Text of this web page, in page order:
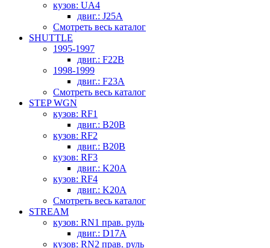
кузов: UA4
двиг.: J25A
Смотреть весь каталог
SHUTTLE
1995-1997
двиг.: F22B
1998-1999
двиг.: F23A
Смотреть весь каталог
STEP WGN
кузов: RF1
двиг.: B20B
кузов: RF2
двиг.: B20B
кузов: RF3
двиг.: K20A
кузов: RF4
двиг.: K20A
Смотреть весь каталог
STREAM
кузов: RN1 прав. руль
двиг.: D17A
кузов: RN2 прав. руль